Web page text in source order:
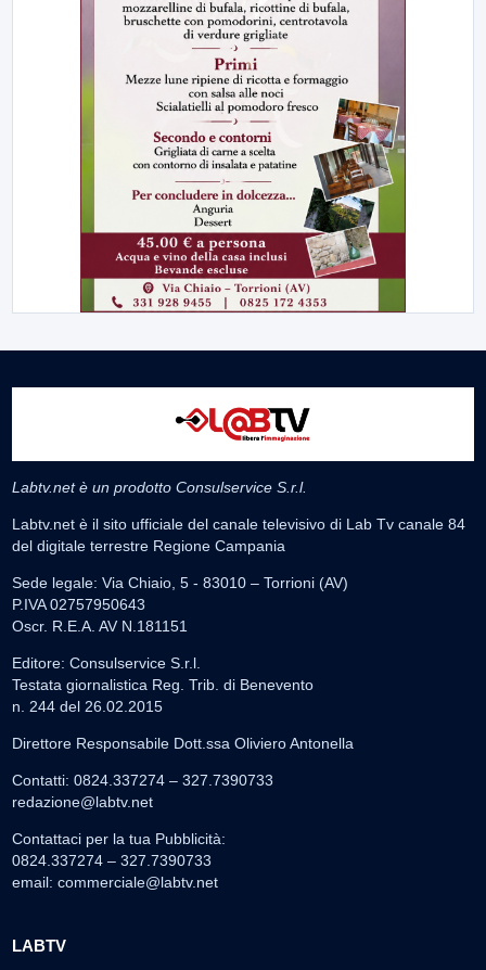
Labtv.net è un prodotto Consulservice S.r.l.
Labtv.net è il sito ufficiale del canale televisivo di Lab Tv canale 84
del digitale terrestre Regione Campania
Sede legale: Via Chiaio, 5 - 83010 – Torrioni (AV)
P.IVA 02757950643
Oscr. R.E.A. AV N.181151
Editore: Consulservice S.r.l.
Testata giornalistica Reg. Trib. di Benevento
n. 244 del 26.02.2015
Direttore Responsabile Dott.ssa Oliviero Antonella
Contatti: 0824.337274 – 327.7390733
redazione@labtv.net
Contattaci per la tua Pubblicità:
0824.337274 – 327.7390733
email: commerciale@labtv.net
LABTV